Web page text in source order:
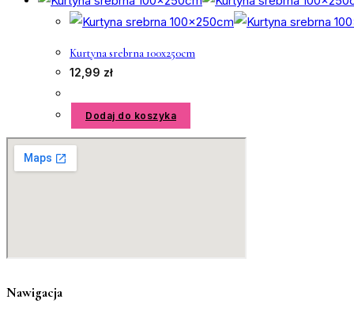
Kurtyna srebrna 100x250cm
12,99 zł
Dodaj do koszyka
Nawigacja